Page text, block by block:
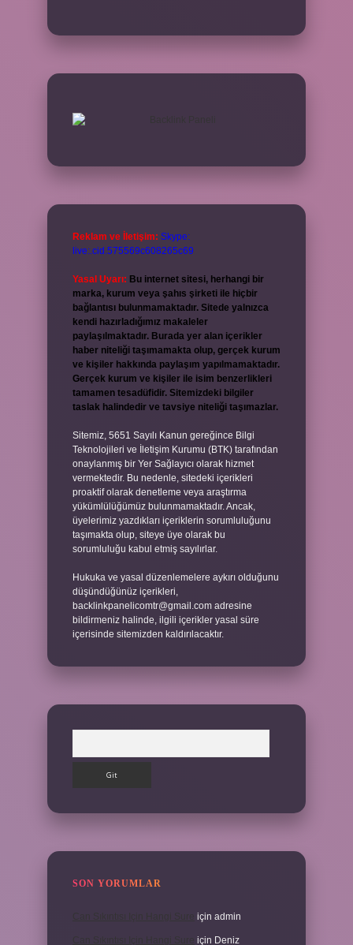
Reklam ve İletişim: Skype:
live:.cid.575569c608265c69
Yasal Uyarı: Bu internet sitesi, herhangi bir
marka, kurum veya şahıs şirketi ile hiçbir
bağlantısı bulunmamaktadır. Sitede yalnızca
kendi hazırladığımız makaleler
paylaşılmaktadır. Burada yer alan içerikler
haber niteliği taşımamakta olup, gerçek kurum
ve kişiler hakkında paylaşım yapılmamaktadır.
Gerçek kurum ve kişiler ile isim benzerlikleri
tamamen tesadüfidir. Sitemizdeki bilgiler
taslak halindedir ve tavsiye niteliği taşımazlar.
Sitemiz, 5651 Sayılı Kanun gereğince Bilgi
Teknolojileri ve İletişim Kurumu (BTK) tarafından
onaylanmış bir Yer Sağlayıcı olarak hizmet
vermektedir. Bu nedenle, sitedeki içerikleri
proaktif olarak denetleme veya araştırma
yükümlülüğümüz bulunmamaktadır. Ancak,
üyelerimiz yazdıkları içeriklerin sorumluluğunu
taşımakta olup, siteye üye olarak bu
sorumluluğu kabul etmiş sayılırlar.
Hukuka ve yasal düzenlemelere aykırı olduğunu
düşündüğünüz içerikleri,
backlinkpanelicomtr@gmail.com adresine
bildirmeniz halinde, ilgili içerikler yasal süre
içerisinde sitemizden kaldırılacaktır.
SON YORUMLAR
için admin
için Deniz